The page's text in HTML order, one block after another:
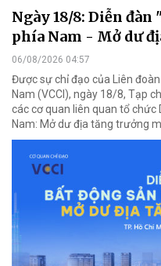
Ngày 18/8: Diễn
phía Nam - Mở dư
06/08/2026 04:57
Được sự chỉ đạo của Liên
Nam (VCCI), ngày 18/8, Tạp
các cơ quan liên quan tổ chức
Nam: Mở dư địa tăng trưởng